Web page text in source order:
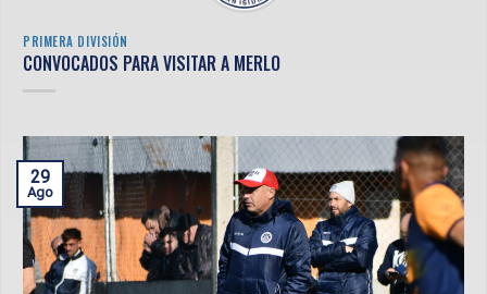
PRIMERA DIVISIÓN
CONVOCADOS PARA VISITAR A MERLO
29
Ago